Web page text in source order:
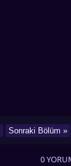
Sonraki Bölüm »
0